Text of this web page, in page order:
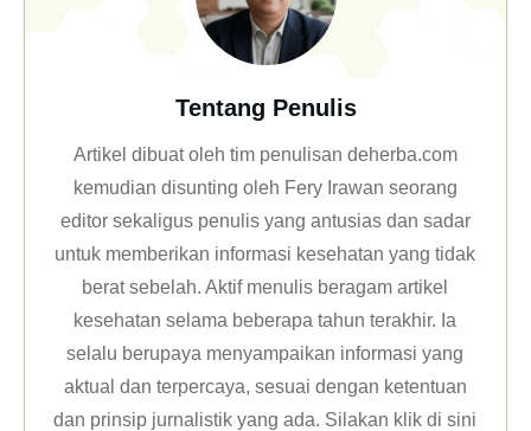
Tentang Penulis
Artikel dibuat oleh tim penulisan deherba.com
kemudian disunting oleh Fery Irawan seorang
editor sekaligus penulis yang antusias dan sadar
untuk memberikan informasi kesehatan yang tidak
berat sebelah. Aktif menulis beragam artikel
kesehatan selama beberapa tahun terakhir. Ia
selalu berupaya menyampaikan informasi yang
aktual dan terpercaya, sesuai dengan ketentuan
dan prinsip jurnalistik yang ada. Silakan klikdi sini